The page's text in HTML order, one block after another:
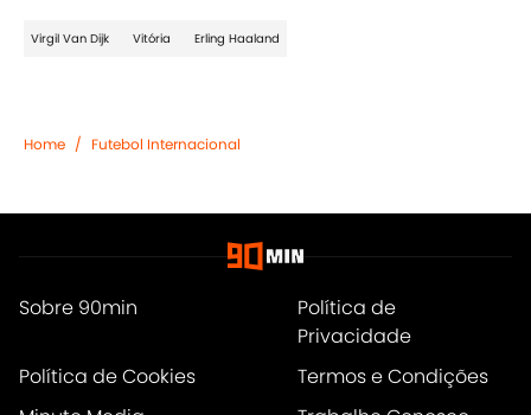
Virgil Van Dijk Vitória Erling Haaland
Home / Futebol Internacional
Sobre 90min
Política de
Privacidade
Política de Cookies
Termos e Condições